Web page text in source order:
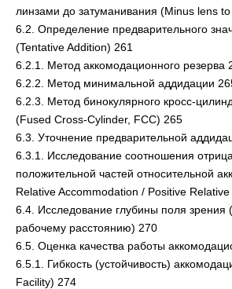
линзами до затуманивания (Minus lens
6.2. Определение предварительного
(Tentative Addition) 261
6.2.1. Метод аккомодационного резерва
6.2.2. Метод минимальной аддидации
6.2.3. Метод бинокулярного кросс-
(Fused Cross-Cylinder, FCC) 265
6.3. Уточнение предварительной
6.3.1. Исследование соотношения
положительной частей относительной
Relative Accommodation / Positive Relative
6.4. Исследование глубины поля зрения
рабочему расстоянию) 270
6.5. Оценка качества работы
6.5.1. Гибкость (устойчивость)
Facility) 274